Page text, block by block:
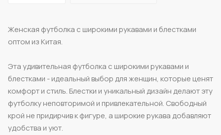
Женская футболка с широкими рукавами и блестками
оптом из Китая.
Эта удивительная футболка с широкими рукавами и
блестками - идеальный выбор для женщин, которые ценят
комфорт и стиль. Блестки и уникальный дизайн делают эту
футболку неповторимой и привлекательной. Свободный
крой не придирчив к фигуре, а широкие рукава добавляют
удобства и уют.